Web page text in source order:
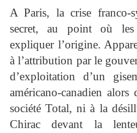
A Paris, la crise franco-
secret, au point où
expliquer l’origine.
à l’attribution par le
d’exploitation d’un
américano-canadien
société Total, ni à la
Chirac devant la